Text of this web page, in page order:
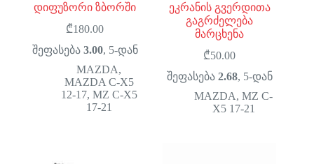
დიფუზორი ზბორში
₾180.00
შეფასება 3.00, 5-დან
MAZDA,
MAZDA C-X5
12-17, MZ C-X5
17-21
ეკრანის გვერდითა
გაგრძელება
მარცხენა
₾50.00
შეფასება 2.68, 5-დან
MAZDA,MZ C-
X5 17-21